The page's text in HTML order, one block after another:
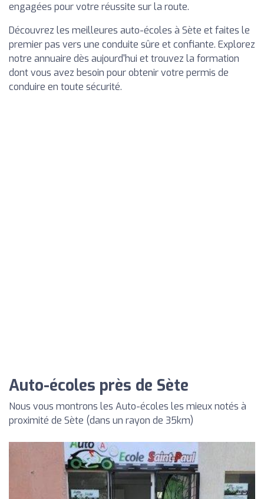
engagées pour votre réussite sur la route.
Découvrez les meilleures auto-écoles à Sète et faites le
premier pas vers une conduite sûre et confiante. Explorez
notre annuaire dès aujourd'hui et trouvez la formation
dont vous avez besoin pour obtenir votre permis de
conduire en toute sécurité.
Auto-écoles près de Sète
Nous vous montrons les Auto-écoles les mieux notés à
proximité de Sète (dans un rayon de 35km)